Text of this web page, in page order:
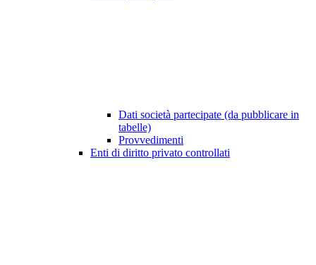
Dati società partecipate (da pubblicare in
tabelle)
Provvedimenti
Enti di diritto privato controllati